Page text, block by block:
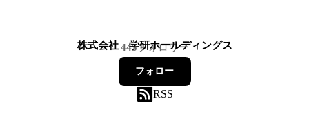
株式会社 学研ホールディングス
445フォロワー
フォロー
RSS